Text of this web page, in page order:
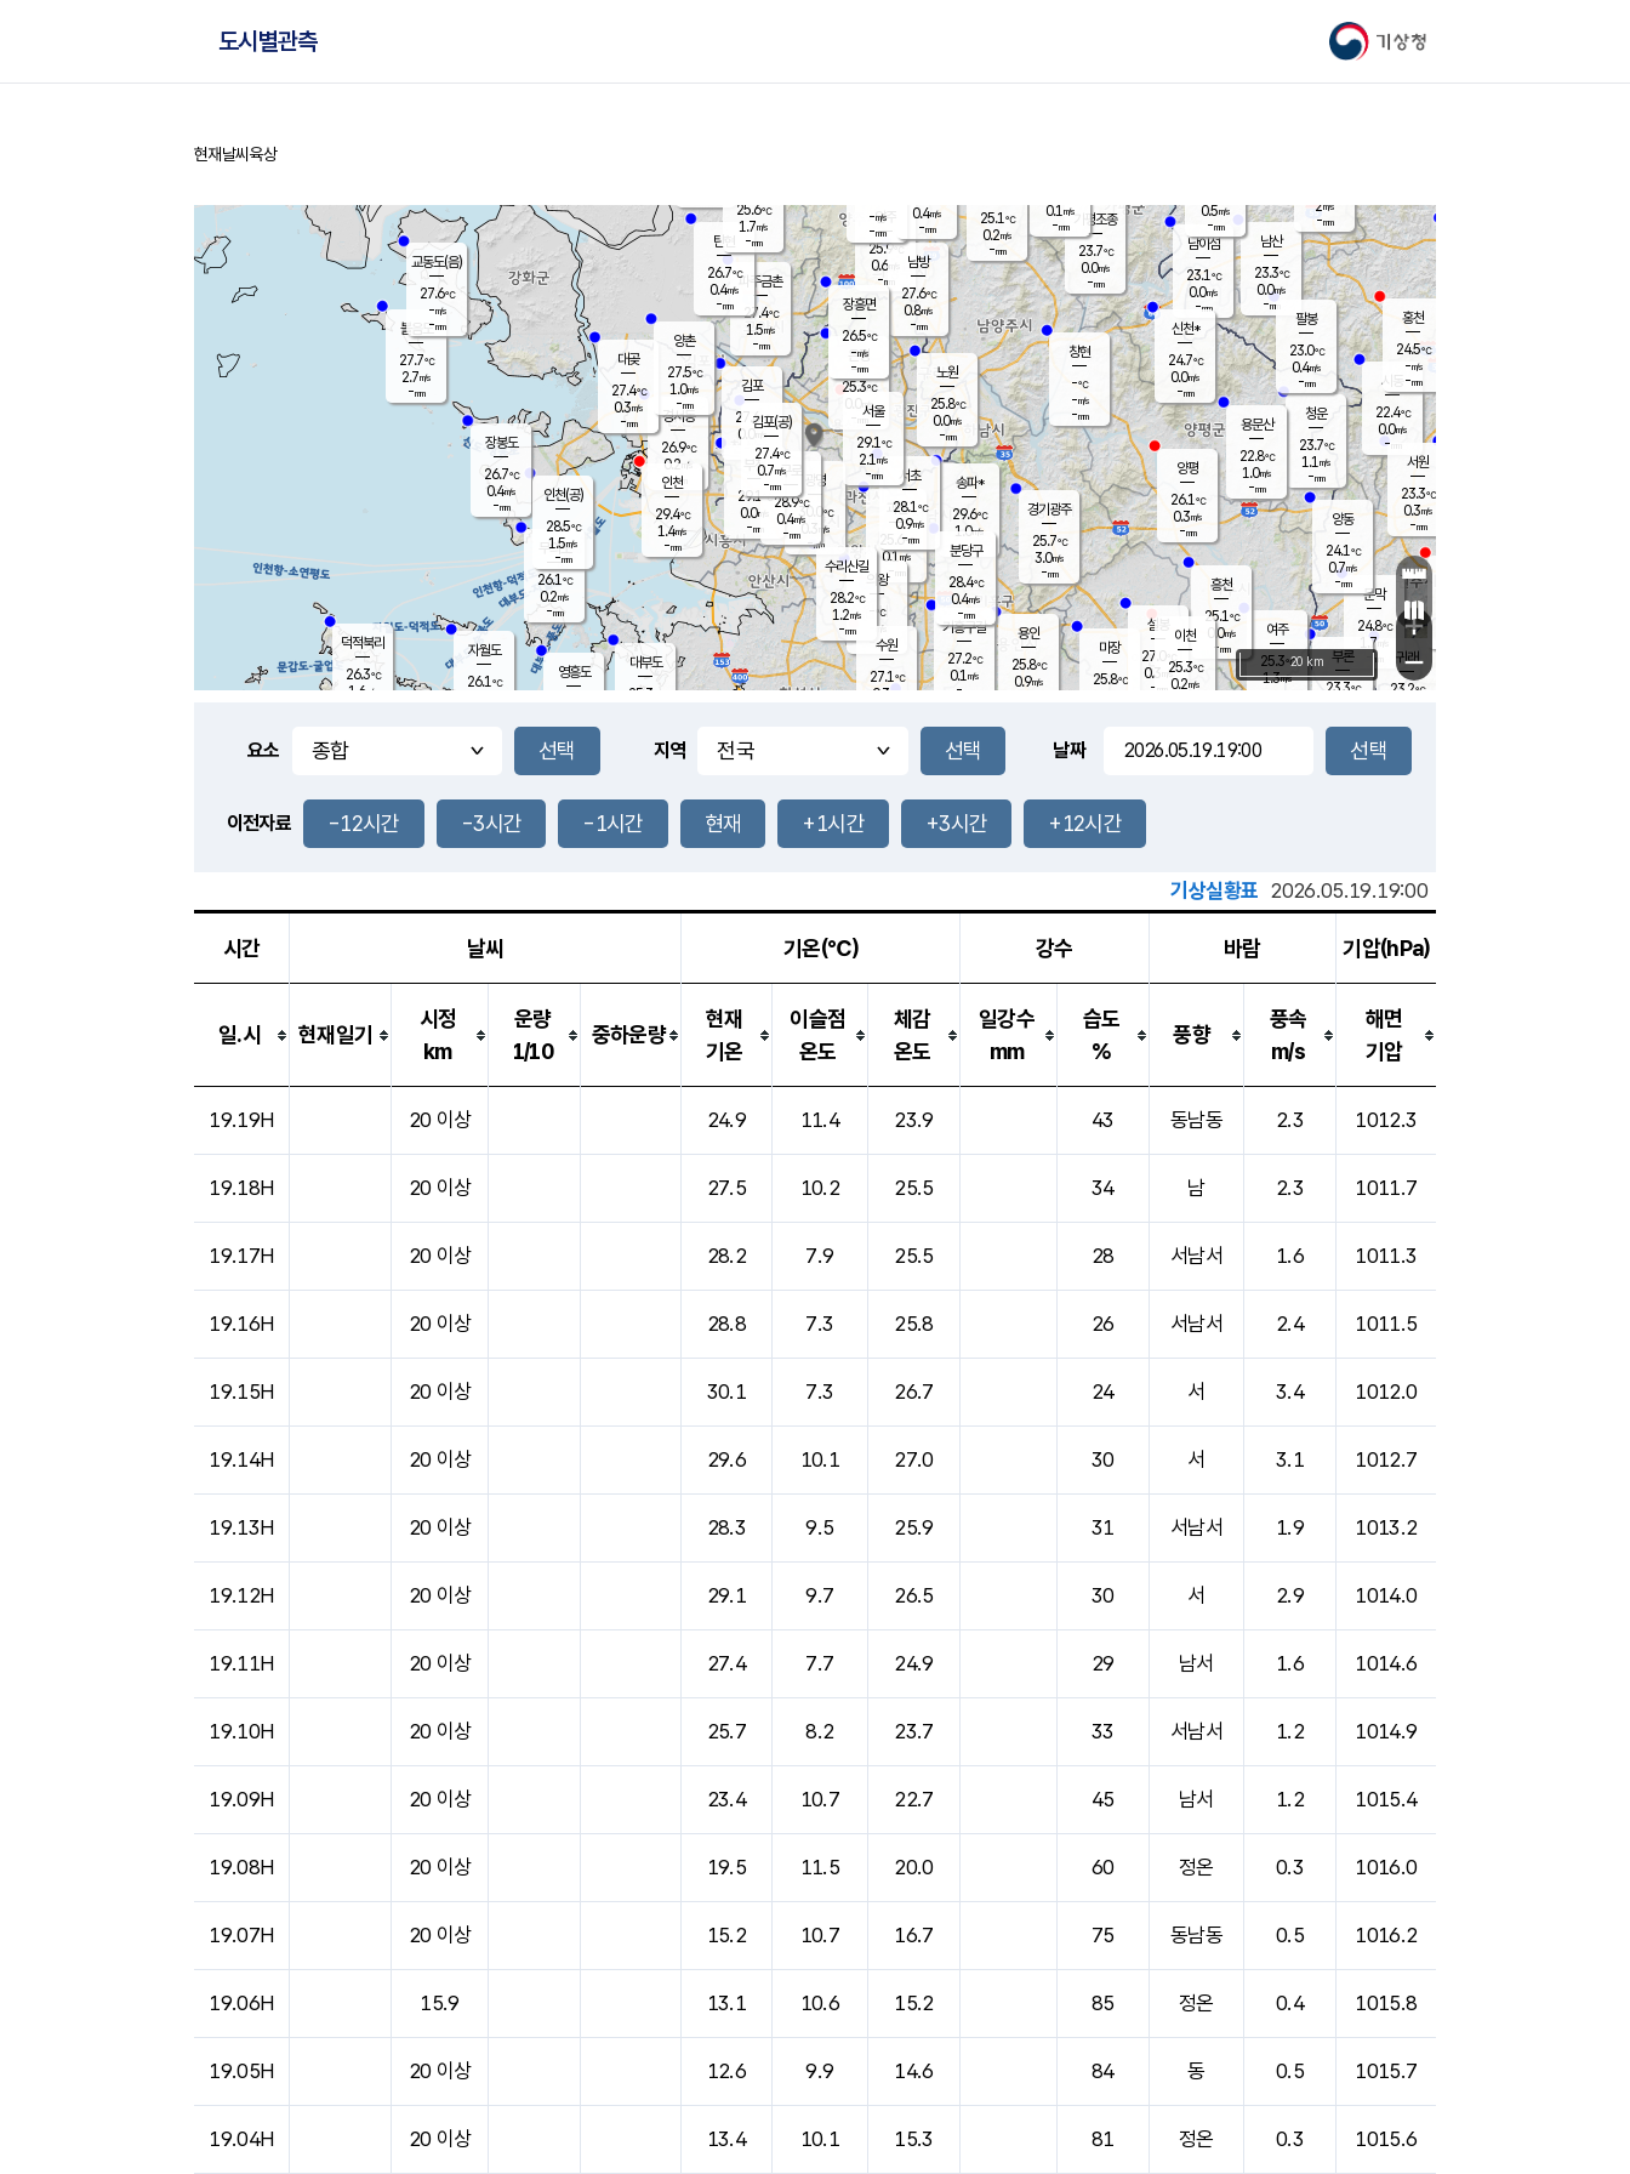
기상청
도시별관측
홈
현재날씨 육상
풍도
0.7m/s
문막
24.8℃
1.7m/s
mm
남이섬
23.1℃
0.0m/s
-mm
무의도
26.1℃
0.2m/s
-mm
영흥도
볼음도
27.7℃
2.7m/s
-mm
자월도
26.1℃
양주
25.9℃
0.6
-mm
부론
23.3℃
과천
25.6℃
0.1m/s
- mm
남산
23.3℃
0.0m/s
-mm
장봉도
26.7℃
0.4m/s
-mm
-mm
청운
23.7℃
1.1 m/s
-mm
팔봉
23.0℃
0.4m/s
-mm
-mm
용인
25.8℃
0.9m/s
여주
25.3℃
1.3m/s
양동
24.1℃
0.7m/s
-mm
경기광주
25.7℃
3.0m/s
-mm
장호원
0.5m/s
-mm
26.4
℃
대부도
25.3
-
경서동
26.9℃
0.2 m/s
-mm
파주금촌
27.4℃
1.5m/s
-mm
가평조종
23.7℃
0.0m/s
-mm
25.1℃
0.2m/s
-mm
대곶
27.4℃
0.3m/s
-mm
신천*
24.7℃
0.0m/s
-mm
창현
-℃
-m/s
-mm
탄현
26.7℃
0.4m/s
-mm
0.1 m/s
-mm
28.0℃
0.4m/s
-mm
흥천
25.1℃
0.0m/s
-mm
마장
25.8℃
의왕
- ℃
m/s
mm
김포
27.6℃
0.0 m/s
mm
설봉
27.0
0.3 m/s
- mm
광명
30.0
℃
0.3 m/s
-mm
부천
29.1℃
0.0m/s
-mm
-mm
양촌
27.5℃
1.0m/s
-mm
구로
28.9℃
0.4m/s
-mm
은평
25.3℃
0.0 m/s
- mm
노원
25.8℃
0.0m/s
-mm
송파*
29.6℃
1.0m/s
-mm
서초
28.1℃
0.9m/s
-mm
남방
27.6℃
0.8m/s
-mm
기흥구갈
27.2℃
0.1 m/s
-
수리산길
28.2℃
1.2m/s
-mm
분당구
28.4℃
0.4m/s
-mm
장흥면
26.5℃
-m/s
-mm
-m/s
-mm
시동
22.4℃
0.0m/s
- mm
귀래
23.2℃
서원
23.3℃
0.3m/s
-mm
용문산
22.8℃
1.0m/s
-mm
덕적북리
26.3℃
1.6 m/s
인천(공)
28.5℃
1.5m/s
-mm
김포(공)
27.4℃
0.7m/s
-mm
교동도(음)
27.6℃
-m/s
-mm
홍천
24.5℃
-m/s
-mm
이천
25.3℃
0.2m/s
양평
26.1℃
0.3m/s
-mm
수원
27.1℃
0.3 m/s
인천
29.4℃
1.4m/s
-mm
서울
29.1℃
2.1 m/s
-mm
2m/s
-mm
25.6℃
1.7m/s
-mm
0.4m/s
-mm
+
−
20 km
요소 지역 날짜
이전자료 -12시간 -3시간 -1시간 현재 +1시간 +3시간 +12시간
기상실황표 2026.05.19.19:00
시간 날씨 기온(℃) 강수 바람 기압(hPa)
일.시 현재일기
시정
km
운량
1/10
중하운량
현재
기온
이슬점
온도
체감
온도
일강수
mm
습도
%
풍향
풍속
m/s
해면
기압
19.19H 20 이상 24.9 11.4 23.9 43 동남동 2.3 1012.3
19.18H 20 이상 27.5 10.2 25.5 34 남 2.3 1011.7
19.17H 20 이상 28.2 7.9 25.5 28 서남서 1.6 1011.3
19.16H 20 이상 28.8 7.3 25.8 26 서남서 2.4 1011.5
19.15H 20 이상 30.1 7.3 26.7 24 서 3.4 1012.0
19.14H 20 이상 29.6 10.1 27.0 30 서 3.1 1012.7
19.13H 20 이상 28.3 9.5 25.9 31 서남서 1.9 1013.2
19.12H 20 이상 29.1 9.7 26.5 30 서 2.9 1014.0
19.11H 20 이상 27.4 7.7 24.9 29 남서 1.6 1014.6
19.10H 20 이상 25.7 8.2 23.7 33 서남서 1.2 1014.9
19.09H 20 이상 23.4 10.7 22.7 45 남서 1.2 1015.4
19.08H 20 이상 19.5 11.5 20.0 60 정온 0.3 1016.0
19.07H 20 이상 15.2 10.7 16.7 75 동남동 0.5 1016.2
19.06H 15.9 13.1 10.6 15.2 85 정온 0.4 1015.8
19.05H 20 이상 12.6 9.9 14.6 84 동 0.5 1015.7
19.04H 20 이상 13.4 10.1 15.3 81 정온 0.3 1015.6